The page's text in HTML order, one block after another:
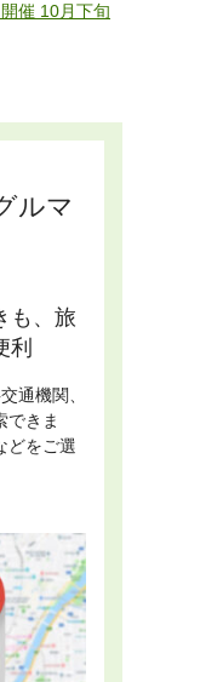
催 10月下旬
ルマ
も、旅
利
通機関、
できま
どをご選